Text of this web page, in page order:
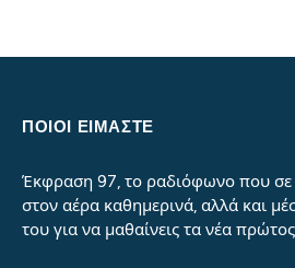
ΠΟΙΟΙ ΕΙΜΑΣΤΕ
Έκφραση 97, το ραδιόφωνο που σε
στον αέρα καθημερινά, αλλά και
του για να μαθαίνεις τα νέα